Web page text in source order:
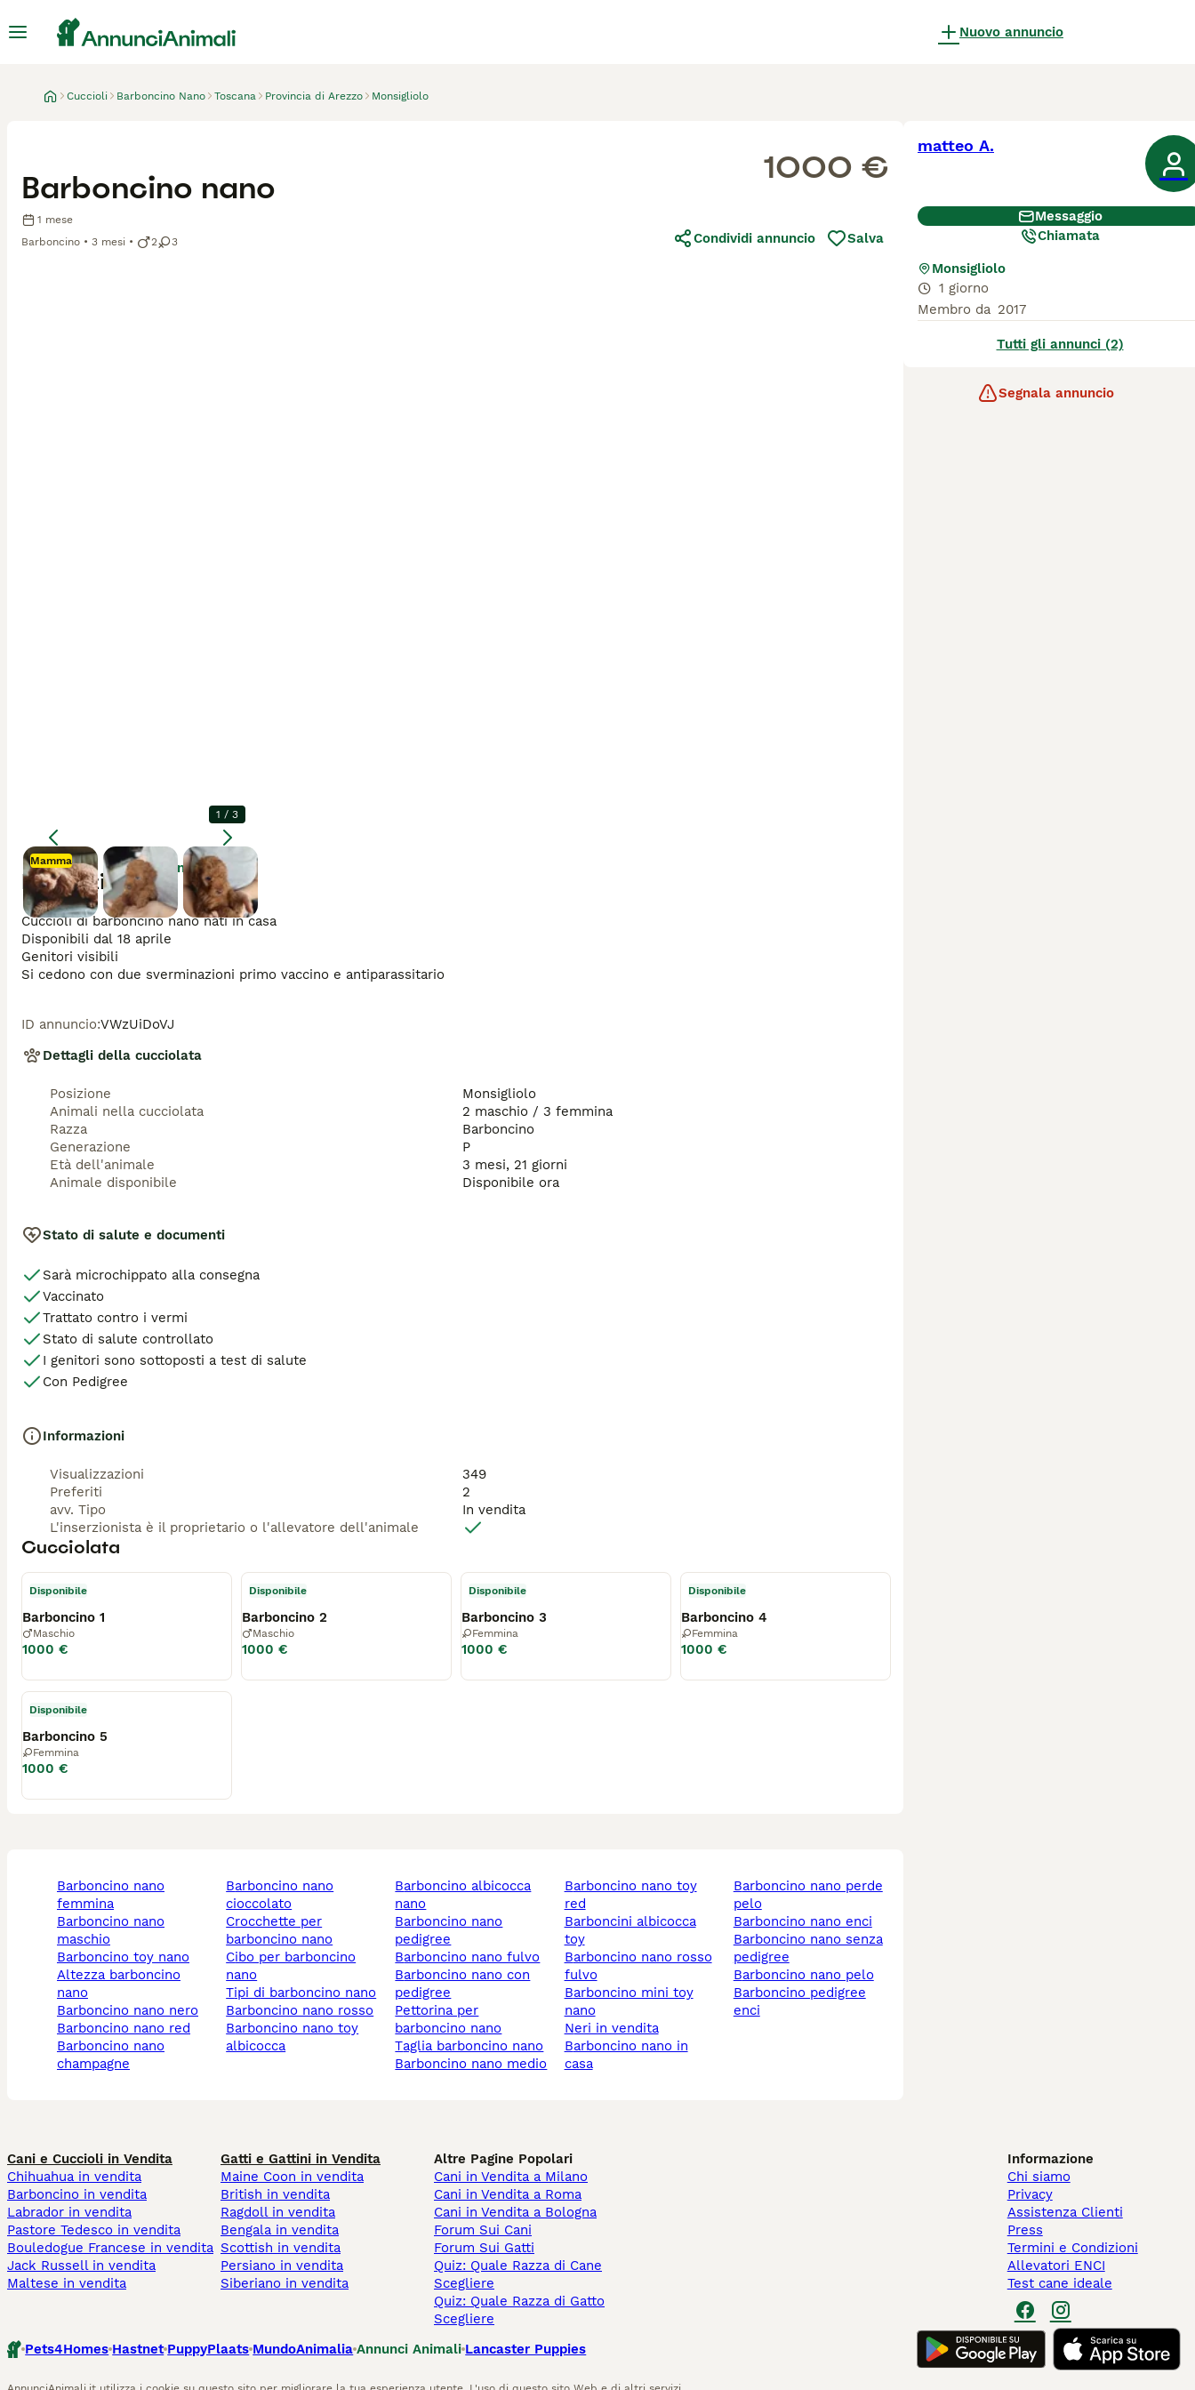
Nuovo annuncio
Cuccioli Barboncino Nano Toscana Provincia di Arezzo Monsigliolo
Mamma
Ingrandire
1 / 3
Mamma
Barboncino nano
1 mese
Barboncino
3 mesi 2 3
1000 €
Condividi annuncio Salva
Descrizione
Cuccioli di barboncino nano nati in casa
Disponibili dal 18 aprile
Genitori visibili
ID annuncio:VWzUiDoVJ
Dettagli della cucciolata
Posizione
Monsigliolo
Animali nella cucciolata
2 maschio / 3 femmina
Razza
Barboncino
Generazione
P
Età dell'animale
3 mesi, 21 giorni
Animale disponibile
Disponibile ora
Stato di salute e documenti
Sarà microchippato alla consegna
Vaccinato
Trattato contro i vermi
Stato di salute controllato
I genitori sono sottoposti a test di salute
Con Pedigree
Informazioni
Visualizzazioni
349
Preferiti
2
avv. Tipo
In vendita
L'inserzionista è il proprietario o l'allevatore dell'animale
Cucciolata
Disponibile
Barboncino 1
Maschio
1000 €
Disponibile
Barboncino 2
Maschio
1000 €
Disponibile
Barboncino 3
Femmina
1000 €
Disponibile
Barboncino 4
Femmina
1000 €
Disponibile
Barboncino 5
Femmina
1000 €
barboncino nano
femmina
barboncino nano
maschio
barboncino toy nano
altezza barboncino
nano
barboncino nano nero
barboncino nano red
barboncino nano
champagne
barboncino nano
cioccolato
crocchette per
barboncino nano
cibo per barboncino
nano
tipi di barboncino nano
barboncino nano rosso
barboncino nano toy
albicocca
barboncino albicocca
nano
barboncino nano
pedigree
barboncino nano fulvo
barboncino nano con
pedigree
pettorina per
barboncino nano
taglia barboncino nano
barboncino nano medio
barboncino nano toy
red
barboncini albicocca
toy
barboncino nano rosso
fulvo
barboncino mini toy
nano
neri in vendita
barboncino nano in
casa
barboncino nano perde
pelo
barboncino nano enci
barboncino nano senza
pedigree
barboncino nano pelo
barboncino pedigree
enci
matteo A.
Messaggio
Chiamata
Monsigliolo
1 giorno
Membro da 2017
Tutti gli annunci (2)
Segnala annuncio
Cani e Cuccioli in Vendita
Chihuahua in vendita
Barboncino in vendita
Labrador in vendita
Pastore Tedesco in vendita
Bouledogue Francese in vendita
Jack Russell in vendita
Maltese in vendita
Gatti e Gattini in Vendita
Maine Coon in vendita
British in vendita
Ragdoll in vendita
Bengala in vendita
Scottish in vendita
Persiano in vendita
Siberiano in vendita
Altre Pagine Popolari
Cani in Vendita a Milano
Cani in Vendita a Roma
Cani in Vendita a Bologna
Forum Sui Cani
Forum Sui Gatti
Quiz: Quale Razza di Cane
Scegliere
Quiz: Quale Razza di Gatto
Scegliere
Informazione
Chi siamo
Privacy
Assistenza Clienti
Press
Termini e Condizioni
Allevatori ENCI
Test cane ideale
Pets4Homes Hastnet PuppyPlaats MundoAnimalia Annunci Animali Lancaster Puppies